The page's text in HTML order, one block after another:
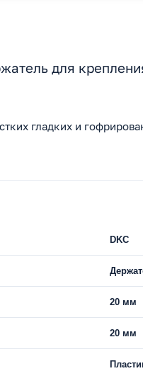
для
гладких и
DKC
20 мм
20 мм